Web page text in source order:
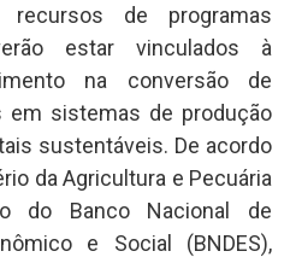
de programas
estar vinculados à
na conversão de
em sistemas de produção
sustentáveis. De acordo
da Agricultura e Pecuária
do Banco Nacional de
e Social (BNDES),